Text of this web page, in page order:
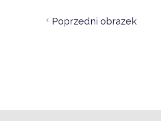
Poprzedni obrazek